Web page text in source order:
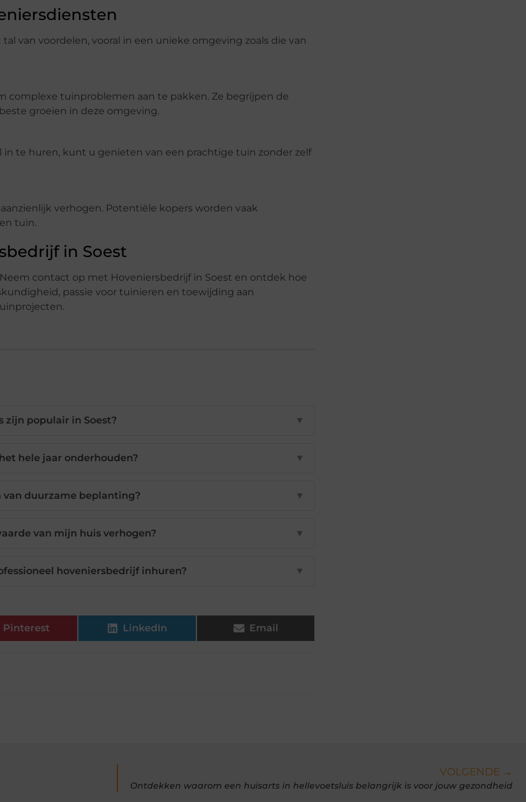
van voordelen, vooral in een unieke omgeving zoals die van
complexe tuinproblemen aan te pakken. Ze begrijpen de
groeien in deze omgeving.
te huren, kunt u genieten van een prachtige tuin zonder zelf
verhogen. Potentiële kopers worden vaak
tuin.
in Soest
contact op met Hoveniersbedrijf in Soest en ontdek hoe
passie voor tuinieren en toewijding aan
zijn populair in Soest? ▼
hele jaar onderhouden? ▼
van duurzame beplanting? ▼
van mijn huis verhogen? ▼
hoveniersbedrijf inhuren? ▼
Pinterest LinkedIn Email
VOLGENDE →
Ontdekken waarom een huisarts in hellevoetsluis belangrijk is voor jouw gezondheid